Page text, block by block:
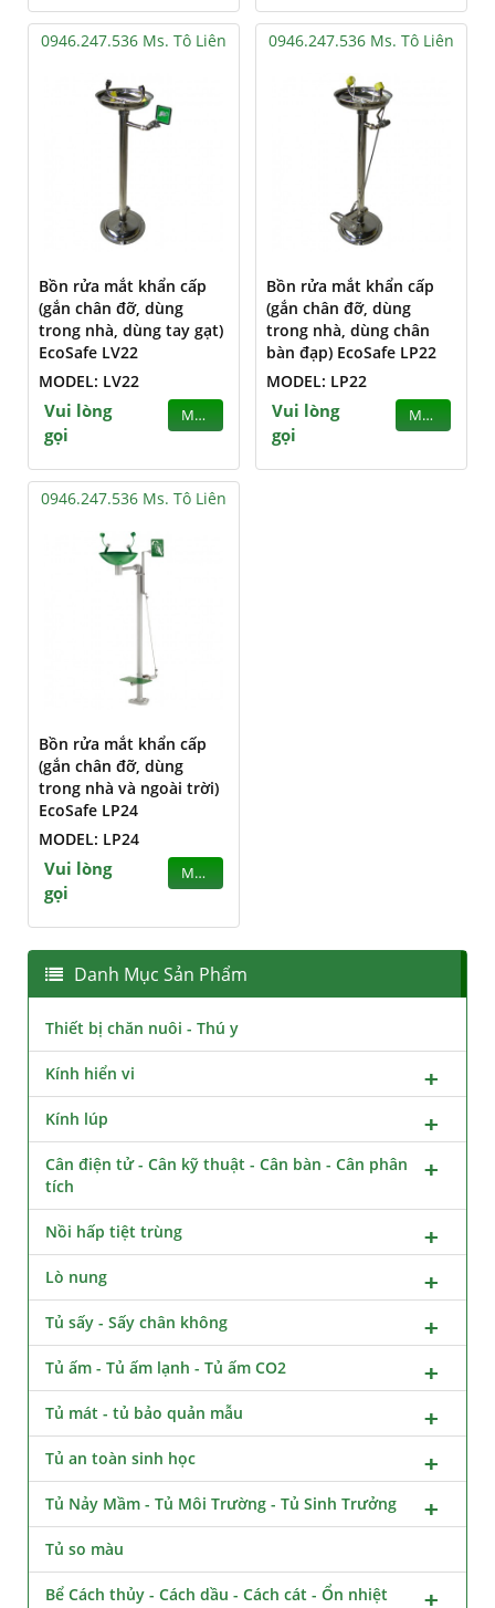
0946.247.536 Ms. Tô Liên
Bồn rửa mắt khẩn cấp
(gắn chân đỡ, dùng
trong nhà, dùng tay gạt)
EcoSafe LV22
MODEL: LV22
Vui lòng
gọi
MUA
0946.247.536 Ms. Tô Liên
Bồn rửa mắt khẩn cấp
(gắn chân đỡ, dùng
trong nhà, dùng chân
bàn đạp) EcoSafe LP22
MODEL: LP22
Vui lòng
gọi
MUA
0946.247.536 Ms. Tô Liên
Bồn rửa mắt khẩn cấp
(gắn chân đỡ, dùng
trong nhà và ngoài trời)
EcoSafe LP24
MODEL: LP24
Vui lòng
gọi
MUA
Danh Mục Sản Phẩm
Thiết bị chăn nuôi - Thú y
Kính hiển vi
Kính lúp
Cân điện tử - Cân kỹ thuật - Cân bàn - Cân phân
tích
Nồi hấp tiệt trùng
Lò nung
Tủ sấy - Sấy chân không
Tủ ấm - Tủ ấm lạnh - Tủ ấm CO2
Tủ mát - tủ bảo quản mẫu
Tủ an toàn sinh học
Tủ Nảy Mầm - Tủ Môi Trường - Tủ Sinh Trưởng
Tủ so màu
Bể Cách thủy - Cách dầu - Cách cát - Ổn nhiệt